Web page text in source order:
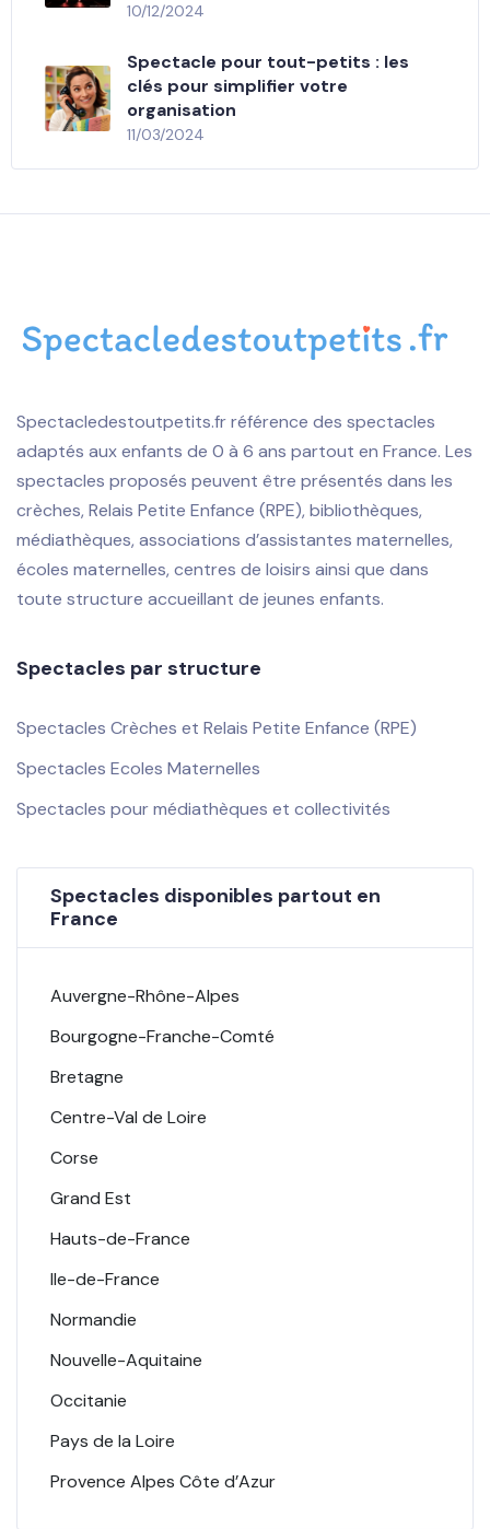
10/12/2024
Spectacle pour tout-petits : les
clés pour simplifier votre
organisation
11/03/2024
Spectacledestoutpetits.fr référence des spectacles
adaptés aux enfants de 0 à 6 ans partout en France. Les
spectacles proposés peuvent être présentés dans les
crèches, Relais Petite Enfance (RPE), bibliothèques,
médiathèques, associations d’assistantes maternelles,
écoles maternelles, centres de loisirs ainsi que dans
toute structure accueillant de jeunes enfants.
Spectacles par structure
Spectacles Crèches et Relais Petite Enfance (RPE)
Spectacles Ecoles Maternelles
Spectacles pour médiathèques et collectivités
Spectacles disponibles partout en
France
Auvergne-Rhône-Alpes
Bourgogne-Franche-Comté
Bretagne
Centre-Val de Loire
Corse
Grand Est
Hauts-de-France
Ile-de-France
Normandie
Nouvelle-Aquitaine
Occitanie
Pays de la Loire
Provence Alpes Côte d’Azur